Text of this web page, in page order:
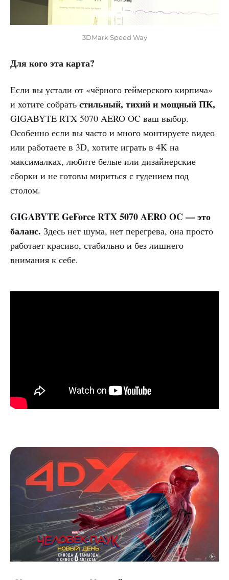
3DMark Speed Way
Для кого эта карта?
Если вы устали от «чёрного геймерского кирпича»
и хотите собрать стильный, тихий и мощный ПК,
GIGABYTE RTX 5070 AERO OC ваш выбор.
Особенно если вы часто и много монтируете видео
или работаете в 3D, хотите играть в 4K на
максималках, любите белые или дизайнерские
сборки и не готовы мириться с гудением под
столом.
GIGABYTE GeForce RTX 5070 AERO OC — это
баланс. Здесь нет шума, нет перегрева, она просто
работает красиво, стабильно и без лишнего
внимания к себе.